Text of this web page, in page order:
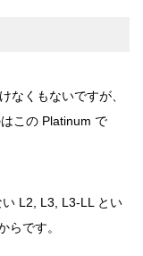
なくもないですが、
この Platinum で
L2, L3, L3-LL とい
らです。